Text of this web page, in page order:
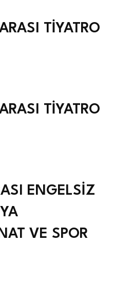
TİYATRO
TİYATRO
ENGELSİZ
VE SPOR